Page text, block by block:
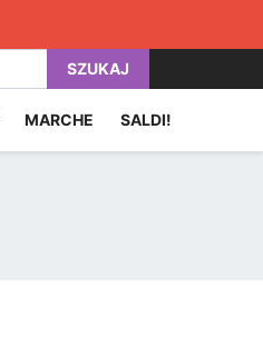
SZUKAJ
MARCHE SALDI!